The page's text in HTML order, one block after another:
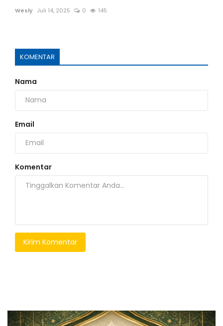
Wesly Juli 14, 2025 0 145
KOMENTAR
Nama
Email
Komentar
Kirim Komentar